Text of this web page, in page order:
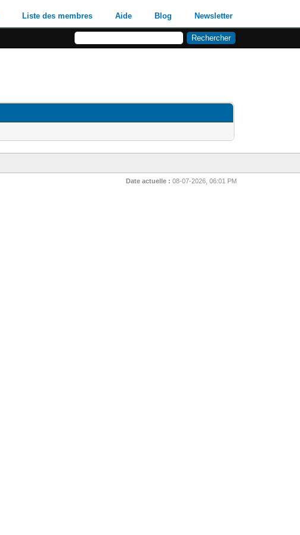
Liste des membres Aide Blog Newsletter
Date actuelle : 08-07-2026, 06:01 PM